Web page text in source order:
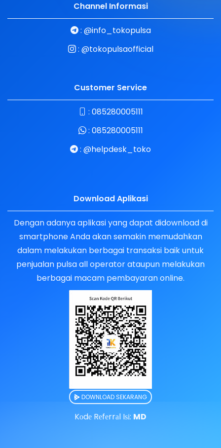
Channel Informasi
: @info_tokopulsa
: @tokopulsaofficial
Customer Service
: 085280005111
: 085280005111
: @helpdesk_toko
Download Aplikasi
Dengan adanya aplikasi yang dapat didownload di
smartphone Anda akan semakin memudahkan
dalam melakukan berbagai transaksi baik untuk
penjualan pulsa all operator ataupun melakukan
berbagai macam pembayaran online.
DOWNLOAD SEKARANG
Kоdе Rеfеrrаl Iѕі: MD